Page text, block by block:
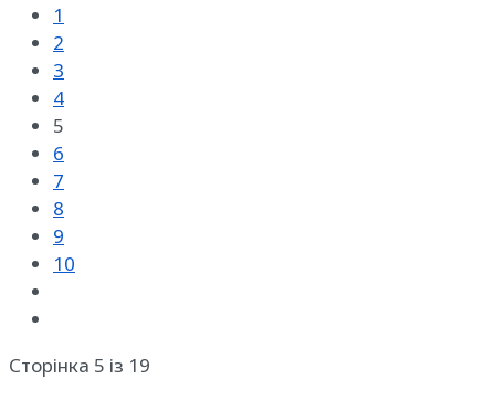
1
2
3
4
5
6
7
8
9
10
Сторінка 5 із 19